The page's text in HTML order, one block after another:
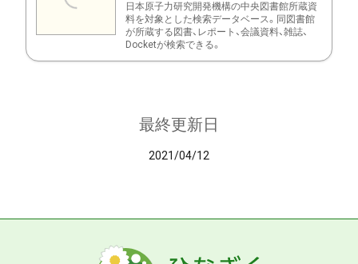
日本原子力研究開発機構の中央図書館所蔵資
料を対象とした検索データベース。同図書館
が所蔵する図書、レポート、会議資料、雑誌、
Docketが検索できる。
最終更新日
2021/04/12